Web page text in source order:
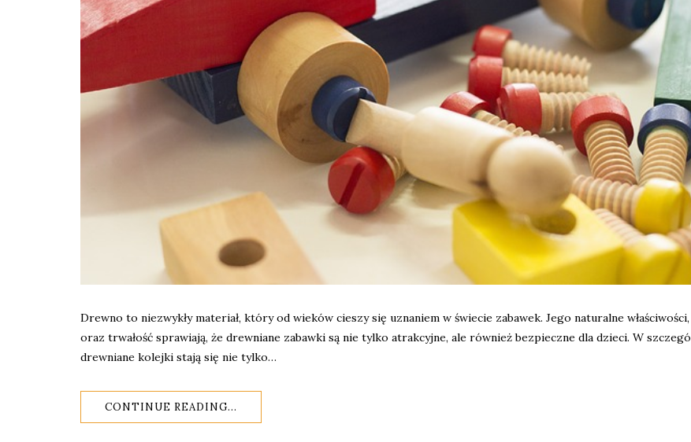
Drewno to niezwykły materiał, który od wieków cieszy się uznaniem w świecie zabawek. Jego naturalne
oraz trwałość sprawiają, że drewniane zabawki są nie tylko atrakcyjne, ale również bezpieczne dla dzieci. W
drewniane kolejki stają się nie tylko…
CONTINUE READING...